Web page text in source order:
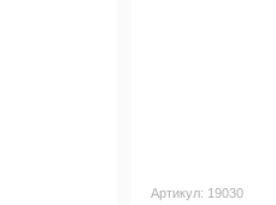
Артикул: 19030